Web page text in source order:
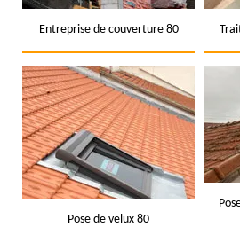
Entreprise de couverture 80
Pose de velux 80